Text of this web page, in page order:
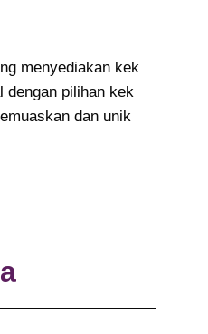
menyediakan kek
dengan pilihan kek
dan unik